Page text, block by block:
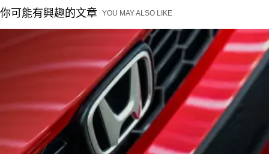
你可能有興趣的文章 YOU MAY ALSO LIKE